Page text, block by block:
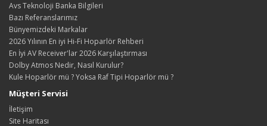
Avs Teknoloji Banka Bilgileri
Bazı Referanslarımız
Bünyemizdeki Markalar
2026 Yılının En iyi Hi-Fi Hoparlör Rehberi
En İyi AV Receiver'lar 2026 Karşılaştırması
Dolby Atmos Nedir, Nasıl Kurulur?
Kule Hoparlör mü ? Yoksa Raf Tipi Hoparlör mü ?
Müşteri Servisi
İletişim
Site Haritası